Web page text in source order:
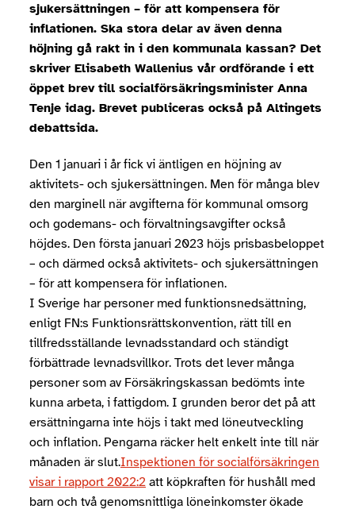
sjukersättningen – för att kompensera för
inflationen. Ska stora delar av även denna
höjning gå rakt in i den kommunala kassan? Det
skriver Elisabeth Wallenius vår ordförande i ett
öppet brev till socialförsäkringsminister Anna
Tenje idag. Brevet publiceras också på Altingets
debattsida.
Den 1 januari i år fick vi äntligen en höjning av
aktivitets- och sjukersättningen. Men för många blev
den marginell när avgifterna för kommunal omsorg
och godemans- och förvaltningsavgifter också
höjdes. Den första januari 2023 höjs prisbasbeloppet
– och därmed också aktivitets- och sjukersättningen
– för att kompensera för inflationen.
I Sverige har personer med funktionsnedsättning,
enligt FN:s Funktionsrättskonvention, rätt till en
tillfredsställande levnadsstandard och ständigt
förbättrade levnadsvillkor. Trots det lever många
personer som av Försäkringskassan bedömts inte
kunna arbeta, i fattigdom. I grunden beror det på att
ersättningarna inte höjs i takt med löneutveckling
och inflation. Pengarna räcker helt enkelt inte till när
månaden är slut.Inspektionen för socialförsäkringen
visar i rapport 2022:2 att köpkraften för hushåll med
barn och två genomsnittliga löneinkomster ökade